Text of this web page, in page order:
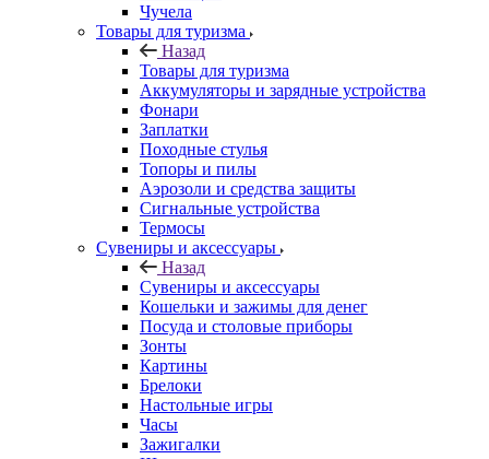
Чучела
Товары для туризма
Назад
Товары для туризма
Аккумуляторы и зарядные устройства
Фонари
Заплатки
Походные стулья
Топоры и пилы
Аэрозоли и средства защиты
Сигнальные устройства
Термосы
Сувениры и аксессуары
Назад
Сувениры и аксессуары
Кошельки и зажимы для денег
Посуда и столовые приборы
Зонты
Картины
Брелоки
Настольные игры
Часы
Зажигалки